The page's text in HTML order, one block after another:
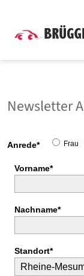
Newsletter
Anrede* Frau
Vorname*
Nachname*
Standort*